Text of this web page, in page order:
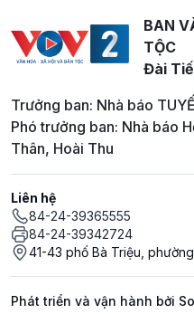
BAN
TỘC
Đài
Trưởng ban: Nhà báo
Phó trưởng ban: Nhà báo
Thân, Hoài Thu
Liên hệ
84-24-39365555
84-24-39342724
41-43 phố Bà Triệu,
Phát triển và vận hành bởi